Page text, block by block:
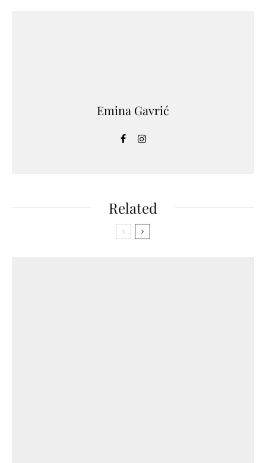
Emina Gavrić
Related